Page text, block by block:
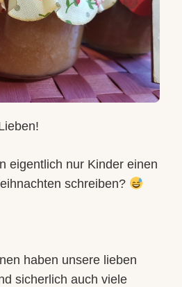
eigentlich nur Kinder einen
schreiben?
haben unsere lieben
sicherlich auch viele